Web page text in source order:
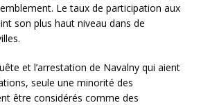
Le taux de participation aux
son plus haut niveau dans de
et l’arrestation de Navalny qui aient
seule une minorité des
être considérés comme des